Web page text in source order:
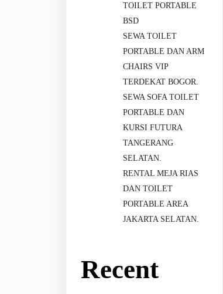
TOILET PORTABLE
BSD
SEWA TOILET
PORTABLE DAN ARM
CHAIRS VIP
TERDEKAT BOGOR.
SEWA SOFA TOILET
PORTABLE DAN
KURSI FUTURA
TANGERANG
SELATAN.
RENTAL MEJA RIAS
DAN TOILET
PORTABLE AREA
JAKARTA SELATAN.
Recent